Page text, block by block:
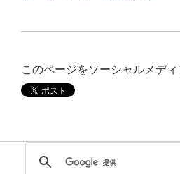
このページをソーシャルメデ